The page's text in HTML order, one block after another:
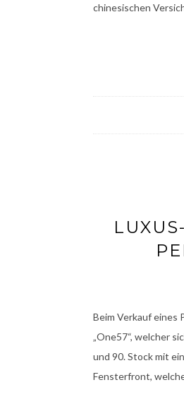
chinesischen
Beim Verkauf eines
„One57“, welcher
und 90. Stock mit
Fensterfront,